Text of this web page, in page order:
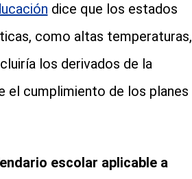
dice que los estados
como altas temperaturas,
los derivados de la
el cumplimiento de los planes
escolar aplicable a